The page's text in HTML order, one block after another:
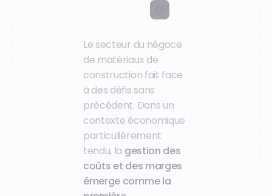
Le secteur du négoce
de matériaux de
construction fait face
à des défis sans
précédent. Dans un
contexte économique
particulièrement
tendu, la gestion des
coûts et des marges
émerge comme la